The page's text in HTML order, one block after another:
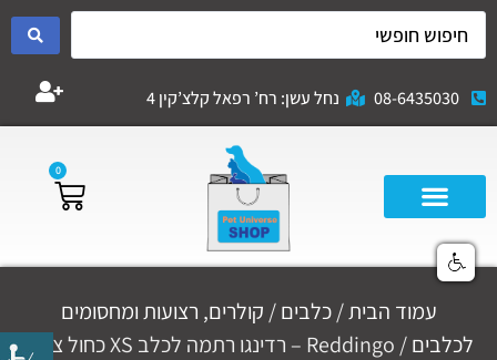
08-6435030 נחל עשן: רח’ רפאל קלצ’קין 4
0
עמוד הבית/כלבים/ קולרים, רצועות ומחסומים
לכלבים/ Reddingo – רדינגו רתמה לכלב XS כחול צבאי